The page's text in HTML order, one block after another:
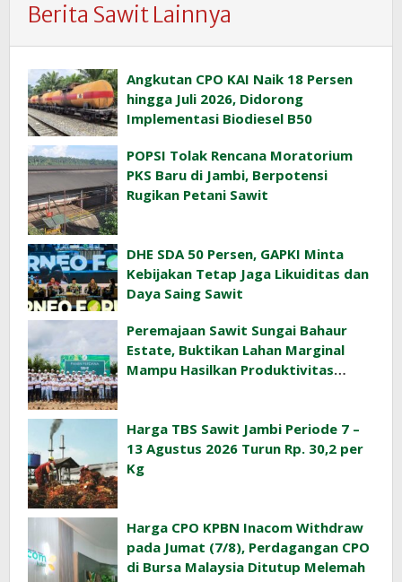
Berita Sawit Lainnya
Angkutan CPO KAI Naik 18 Persen
hingga Juli 2026, Didorong
Implementasi Biodiesel B50
POPSI Tolak Rencana Moratorium
PKS Baru di Jambi, Berpotensi
Rugikan Petani Sawit
DHE SDA 50 Persen, GAPKI Minta
Kebijakan Tetap Jaga Likuiditas dan
Daya Saing Sawit
Peremajaan Sawit Sungai Bahaur
Estate, Buktikan Lahan Marginal
Mampu Hasilkan Produktivitas
Harga TBS Sawit Jambi Periode 7 –
13 Agustus 2026 Turun Rp. 30,2 per
Kg
Harga CPO KPBN Inacom Withdraw
pada Jumat (7/8), Perdagangan CPO
di Bursa Malaysia Ditutup Melemah